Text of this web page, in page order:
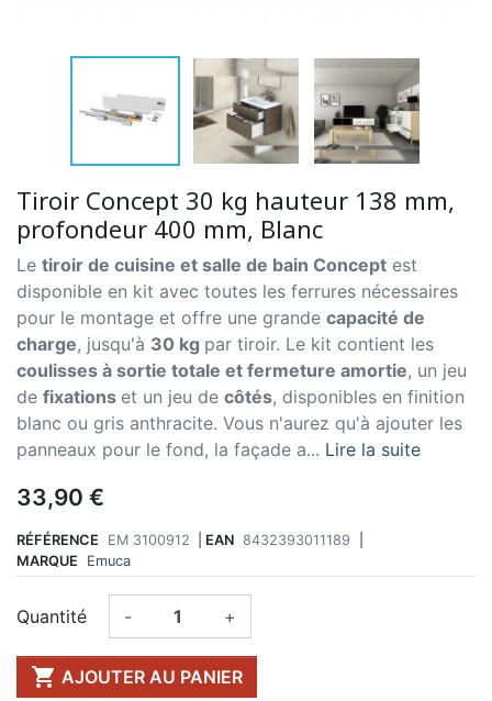
Tiroir Concept 30 kg hauteur 138 mm,
profondeur 400 mm, Blanc
Le tiroir de cuisine et salle de bain Concept est
disponible en kit avec toutes les ferrures nécessaires
pour le montage et offre une grande capacité de
charge, jusqu'à 30 kg par tiroir. Le kit contient les
coulisses à sortie totale et fermeture amortie, un jeu
de fixations et un jeu de côtés, disponibles en finition
blanc ou gris anthracite. Vous n'aurez qu'à ajouter les
panneaux pour le fond, la façade a... Lire la suite
33,90 €
RÉFÉRENCE EM 3100912 EAN 8432393011189
MARQUE
Emuca
Quantité - +
 AJOUTER AU PANIER